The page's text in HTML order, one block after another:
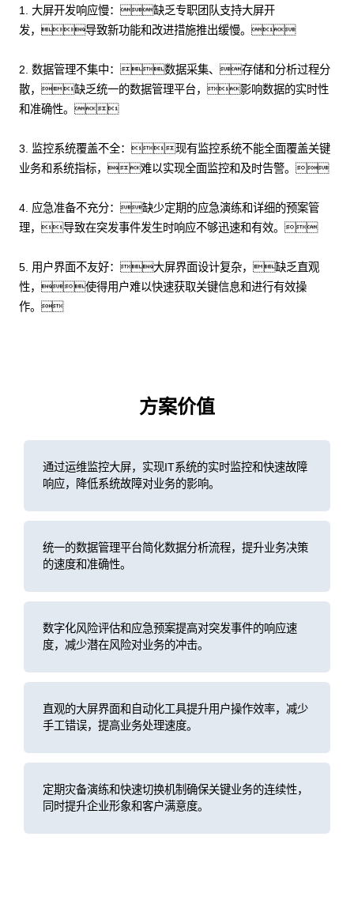
1. 大屏开发响应慢：缺乏专职团队支持大屏开
发，导致新功能和改进措施推出缓慢。
2. 数据管理不集中：数据采集、存储和分析过程分
散，缺乏统一的数据管理平台，影响数据的实时性
和准确性。
3. 监控系统覆盖不全：现有监控系统不能全面覆盖关键
业务和系统指标，难以实现全面监控和及时告警。
4. 应急准备不充分：缺少定期的应急演练和详细的预案管
理，导致在突发事件发生时响应不够迅速和有效。
5. 用户界面不友好：大屏界面设计复杂，缺乏直观
性，使得用户难以快速获取关键信息和进行有效操
作。
方案价值
通过运维监控大屏，实现IT系统的实时监控和快速故障
响应，降低系统故障对业务的影响。
统一的数据管理平台简化数据分析流程，提升业务决策
的速度和准确性。
数字化风险评估和应急预案提高对突发事件的响应速
度，减少潜在风险对业务的冲击。
直观的大屏界面和自动化工具提升用户操作效率，减少
手工错误，提高业务处理速度。
定期灾备演练和快速切换机制确保关键业务的连续性，
同时提升企业形象和客户满意度。